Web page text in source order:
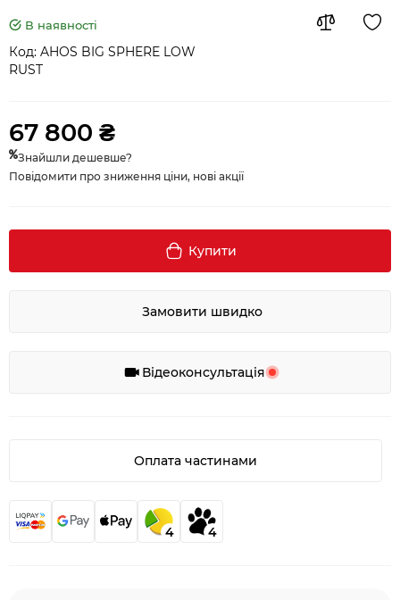
В наявності
Код: AHOS BIG SPHERE LOW
RUST
67 800 ₴
Знайшли дешевше?
Повідомити про зниження ціни, нові акції
Купити
Замовити швидко
Відеоконсультація
Оплата частинами
4 4